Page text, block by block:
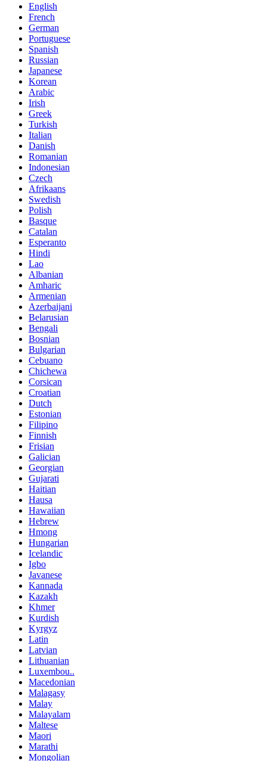
English
French
German
Portuguese
Spanish
Russian
Japanese
Korean
Arabic
Irish
Greek
Turkish
Italian
Danish
Romanian
Indonesian
Czech
Afrikaans
Swedish
Polish
Basque
Catalan
Esperanto
Hindi
Lao
Albanian
Amharic
Armenian
Azerbaijani
Belarusian
Bengali
Bosnian
Bulgarian
Cebuano
Chichewa
Corsican
Croatian
Dutch
Estonian
Filipino
Finnish
Frisian
Galician
Georgian
Gujarati
Haitian
Hausa
Hawaiian
Hebrew
Hmong
Hungarian
Icelandic
Igbo
Javanese
Kannada
Kazakh
Khmer
Kurdish
Kyrgyz
Latin
Latvian
Lithuanian
Luxembou..
Macedonian
Malagasy
Malay
Malayalam
Maltese
Maori
Marathi
Mongolian